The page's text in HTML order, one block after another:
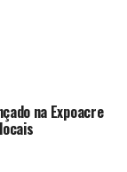
na Expoacre